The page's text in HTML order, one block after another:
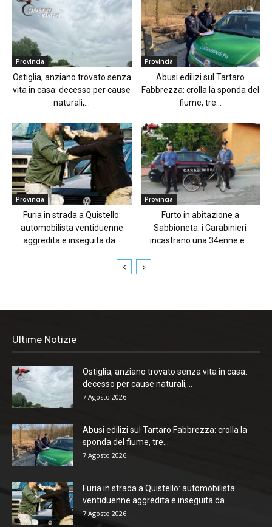
Provincia
Ostiglia, anziano trovato senza
vita in casa: decesso per cause
naturali,...
Provincia
Abusi edilizi sul Tartaro
Fabbrezza: crolla la sponda del
fiume, tre...
Provincia
Furia in strada a Quistello:
automobilista ventiduenne
aggredita e inseguita da...
Provincia
Furto in abitazione a
Sabbioneta: i Carabinieri
incastrano una 34enne e...
Ultime Notizie
Ostiglia, anziano trovato senza vita in casa:
decesso per cause naturali,...
7 Agosto 2026
Abusi edilizi sul Tartaro Fabbrezza: crolla la
sponda del fiume, tre...
7 Agosto 2026
Furia in strada a Quistello: automobilista
ventiduenne aggredita e inseguita da...
7 Agosto 2026